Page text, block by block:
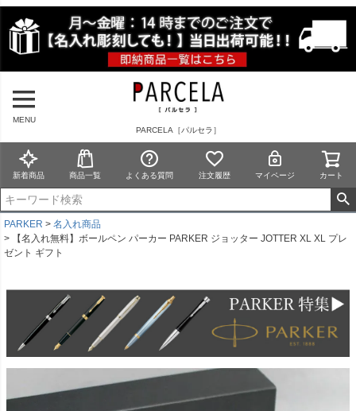
MENU
PARCELA［パルセラ］
新着商品 商品一覧 よくある質問 注文履歴 マイページ カート
PARKER
名入れ商品
【名入れ無料】ボールペン パーカー PARKER ジョッター JOTTER XL XL プレ
ゼント ギフト